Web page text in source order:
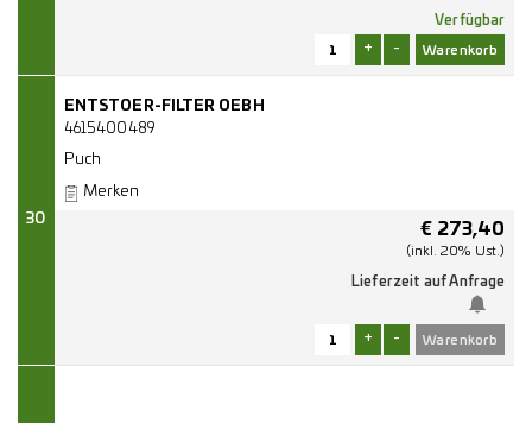
Verfügbar
+ -
30
ENTSTOER-FILTER OEBH
4615400489
Puch
Merken
€ 273,40
(inkl. 20% Ust.)
Lieferzeit auf Anfrage
+ -